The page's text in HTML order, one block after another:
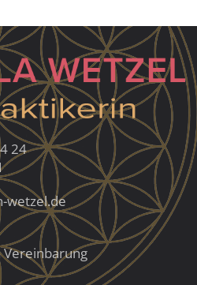
24
wetzel.de
Vereinbarung